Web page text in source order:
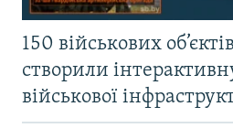
150 військових
створили
військової